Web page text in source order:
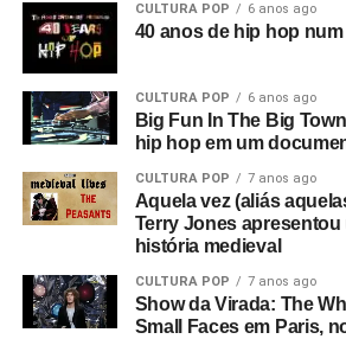
campos de trabalho forçado em uma
deu a Tony Wilson, curiosamente
(o
era apresentador de talk shows na TV)
como: “Eles serão obrigados a
trabalharam antes”, e isso leva a uma
é o consumismo – o novo fascismo!
algo local, mas dava a sensação de
estava acontecendo e que se tornaria
Então você tem essa coisa de lei e
corporativo, e aí eu corto para a
CULTURA POP 6 anos ago
40 anos de hip hop
CULTURA POP 6 anos ago
Big Fun In The Big
hip hop em um
CULTURA POP 7 anos ago
Aquela vez (aliás
Terry Jones apresentou
história medieval
CULTURA POP 7 anos ago
Show da Virada: The
Small Faces em Paris,